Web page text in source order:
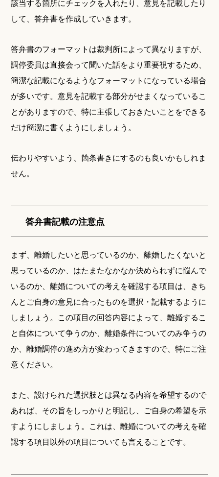
該当する箇所にチェックを入れたり、意見を記載したり
して、答弁書を作成していきます。
答弁書のフォーマットは裁判所によって異なりますが、
調停委員は直接会って聞いた話をより重要視するため、
簡潔な記載になるようなフォーマットになっている場合
が多いです。意見を記載する部分がせまくなっているこ
とがありますので、特に主張しておきたいことをできる
だけ簡潔に書くようにしましょう。
伝わりやすいよう、箇条書きにするのも良いかもしれま
せん。
答弁書記載の注意点
まず、離婚したいと思っているのか、離婚したくないと
思っているのか、はたまたなかなか決められずに悩んで
いるのか、離婚についての考えを確認する項目は、きち
んとご自身の意見に合ったものを選択・記載するように
しましょう。この項目の回答内容によって、離婚するこ
と自体について争うのか、離婚条件についてのみ争うの
か、離婚調停の進め方が変わってきますので、特にご注
意ください。
また、設けられた選択肢とは異なる内容を希望するので
あれば、その旨をしっかりと明記し、ご自身の希望を示
すようにしましょう。これは、離婚についての考えを確
認する項目以外の項目についても言えることです。